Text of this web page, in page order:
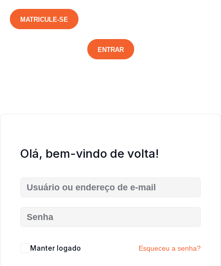
MATRICULE-SE
ENTRAR
Olá, bem-vindo de volta!
Manter logado Esqueceu a senha?